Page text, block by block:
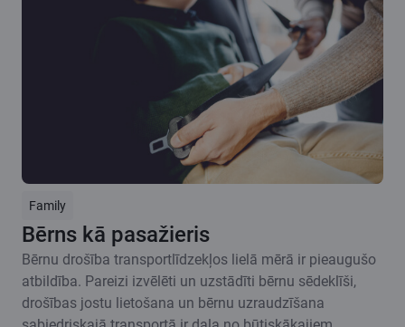
Family
Bērns kā pasažieris
Bērnu drošība transportlīdzekļos lielā mērā ir pieaugušo
atbildība. Pareizi izvēlēti un uzstādīti bērnu sēdeklīši,
drošības jostu lietošana un bērnu uzraudzīšana